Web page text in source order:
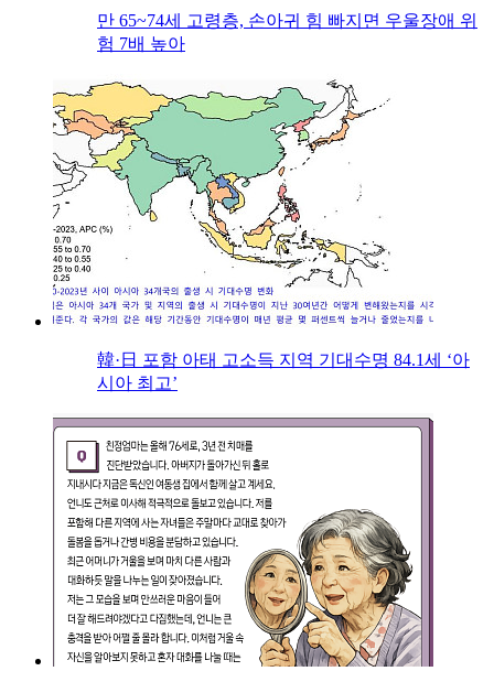
만 65~74세 고령층, 손아귀 힘 빠지면 우울장애 위
험 7배 높아
韓·日 포함 아태 고소득 지역 기대수명 84.1세 ‘아
시아 최고’